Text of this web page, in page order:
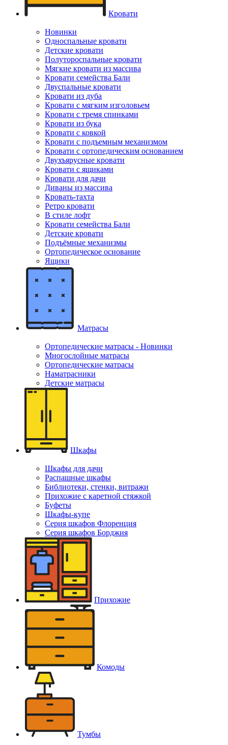
Кровати
Новинки
Односпальные кровати
Детские кровати
Полутороспальные кровати
Мягкие кровати из массива
Кровати семейства Бали
Двуспальные кровати
Кровати из дуба
Кровати с мягким изголовьем
Кровати с тремя спинками
Кровати из бука
Кровати с ковкой
Кровати с подъемным механизмом
Кровати с ортопедическим основанием
Двухъярусные кровати
Кровати с ящиками
Кровати для дачи
Диваны из массива
Кровать-тахта
Ретро кровати
В стиле лофт
Кровати семейства Бали
Детские кровати
Подъёмные механизмы
Ортопедическое основание
Ящики
Матрасы
Ортопедические матрасы - Новинки
Многослойные матрасы
Ортопедические матрасы
Наматрасники
Детские матрасы
Шкафы
Шкафы для дачи
Распашные шкафы
Библиотеки, стенки, витражи
Прихожие с каретной стяжкой
Буфеты
Шкафы-купе
Серия шкафов Флоренция
Серия шкафов Борджия
Прихожие
Комоды
Тумбы